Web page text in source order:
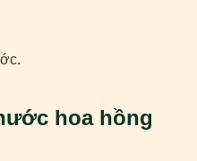
hoa hồng